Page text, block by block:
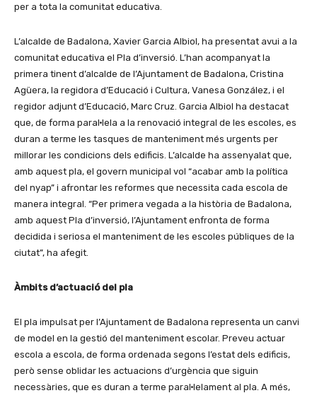
per a tota la comunitat educativa.
L’alcalde de Badalona, Xavier Garcia Albiol, ha presentat avui a la
comunitat educativa el Pla d’inversió. L’han acompanyat la
primera tinent d’alcalde de l’Ajuntament de Badalona, Cristina
Agüera, la regidora d’Educació i Cultura, Vanesa González, i el
regidor adjunt d’Educació, Marc Cruz. Garcia Albiol ha destacat
que, de forma paral·lela a la renovació integral de les escoles, es
duran a terme les tasques de manteniment més urgents per
millorar les condicions dels edificis. L’alcalde ha assenyalat que,
amb aquest pla, el govern municipal vol “acabar amb la política
del nyap” i afrontar les reformes que necessita cada escola de
manera integral. “Per primera vegada a la història de Badalona,
amb aquest Pla d’inversió, l’Ajuntament enfronta de forma
decidida i seriosa el manteniment de les escoles públiques de la
ciutat”, ha afegit.
Àmbits d’actuació del pla
El pla impulsat per l’Ajuntament de Badalona representa un canvi
de model en la gestió del manteniment escolar. Preveu actuar
escola a escola, de forma ordenada segons l’estat dels edificis,
però sense oblidar les actuacions d’urgència que siguin
necessàries, que es duran a terme paral·lelament al pla. A més,